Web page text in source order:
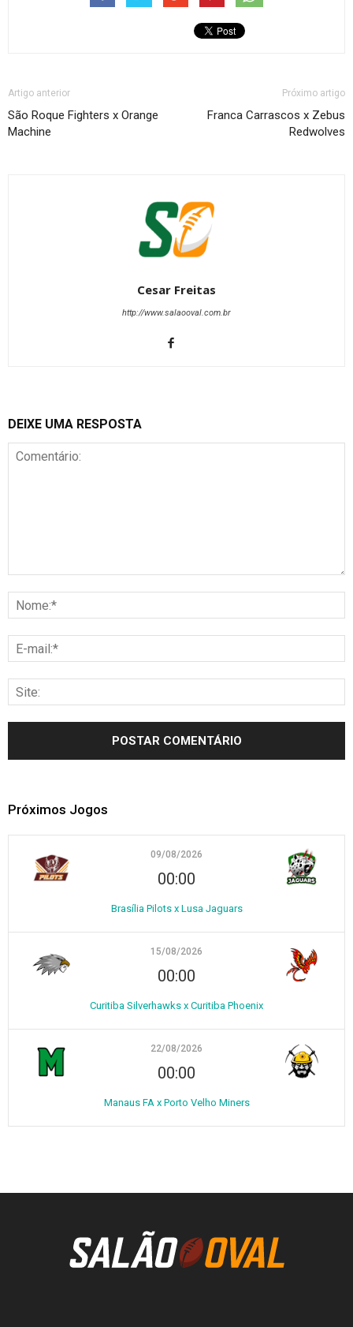
Artigo anterior
São Roque Fighters x Orange
Machine
Próximo artigo
Franca Carrascos x Zebus
Redwolves
Cesar Freitas
http://www.salaooval.com.br
DEIXE UMA RESPOSTA
Próximos Jogos
09/08/2026
00:00
Brasília Pilots x Lusa Jaguars
15/08/2026
00:00
Curitiba Silverhawks x Curitiba Phoenix
22/08/2026
00:00
Manaus FA x Porto Velho Miners